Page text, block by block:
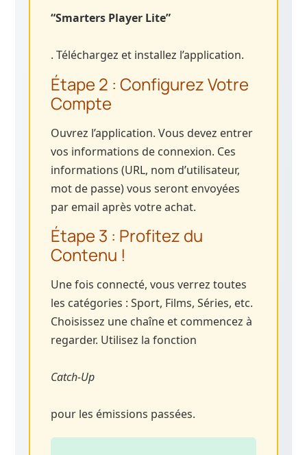
“Smarters Player Lite”
. Téléchargez et installez l’application.
Étape 2 : Configurez Votre
Compte
Ouvrez l’application. Vous devez entrer
vos informations de connexion. Ces
informations (URL, nom d’utilisateur,
mot de passe) vous seront envoyées
par email après votre achat.
Étape 3 : Profitez du
Contenu !
Une fois connecté, vous verrez toutes
les catégories : Sport, Films, Séries, etc.
Choisissez une chaîne et commencez à
regarder. Utilisez la fonction
Catch-Up
pour les émissions passées.